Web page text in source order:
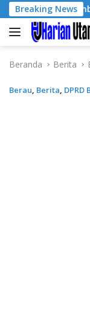
Langsung
ke
konten
Breaking News
Tumbuhkan Jiwa
Beranda Berita
Berau, Berita, DPRD